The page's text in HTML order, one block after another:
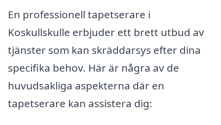
En professionell tapetserare i
Koskullskulle erbjuder ett brett utbud av
tjänster som kan skräddarsys efter dina
specifika behov. Här är några av de
huvudsakliga aspekterna där en
tapetserare kan assistera dig: